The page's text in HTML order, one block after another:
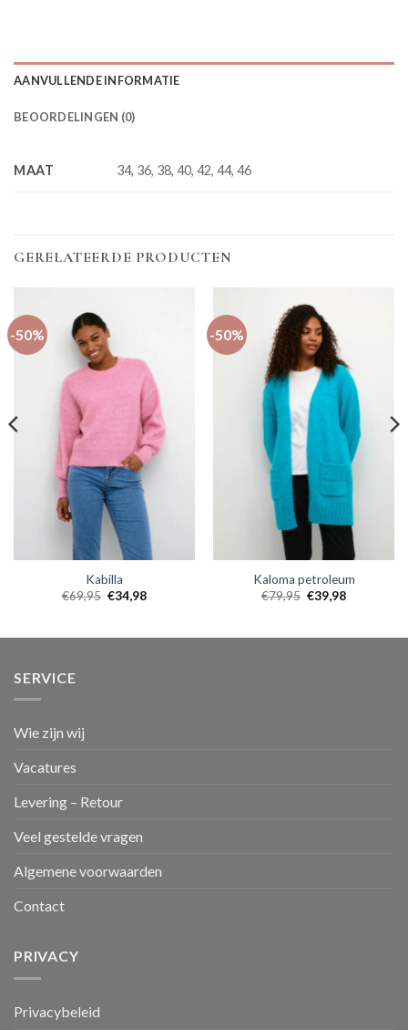
AANVULLENDE INFORMATIE
BEOORDELINGEN (0)
MAAT 34, 36, 38, 40, 42, 44, 46
GERELATEERDE PRODUCTEN
-50%
Kabilla
€69,95 €34,98
-50%
Kaloma petroleum
€79,95 €39,98
SERVICE
Wie zijn wij
Vacatures
Levering – Retour
Veel gestelde vragen
Algemene voorwaarden
Contact
PRIVACY
Privacybeleid